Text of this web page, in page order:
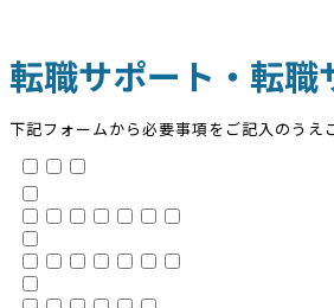
転職サポート・転職
下記フォームから必要事項をご記入のうえ